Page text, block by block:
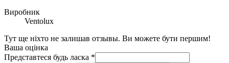
Виробник
Ventolux
Тут ще ніхто не залишав отзывы. Ви можете бути першим!
Ваша оцінка
Представтеся будь ласка *